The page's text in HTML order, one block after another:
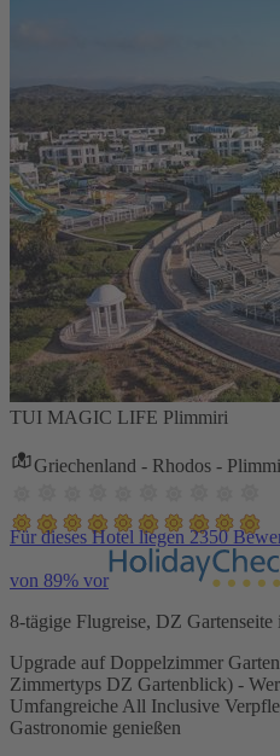
TUI MAGIC LIFE Plimmiri
Griechenland - Rhodos -
Für dieses Hotel liegen 2350
von 89% vor
8-tägige Flugreise, DZ
Upgrade auf Doppelzimmer
Zimmertyps DZ Gartenblick) -
Umfangreiche All Inclusive
Gastronomie genießen